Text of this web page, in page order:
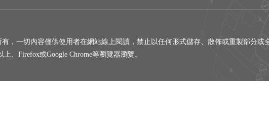
，一切內容僅供使用者在網站線上閱讀，禁止以任何形式儲存、散佈或重製部分或
、Firefox或Google Chrome等瀏覽器瀏覽。